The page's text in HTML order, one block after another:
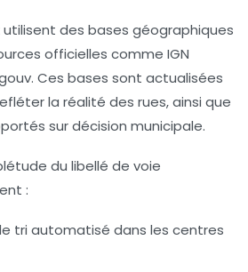
utilisent des bases géographiques
officielles comme IGN
Ces bases sont actualisées
la réalité des rues, ainsi que
sur décision municipale.
du libellé de voie
:
tri automatisé dans les centres